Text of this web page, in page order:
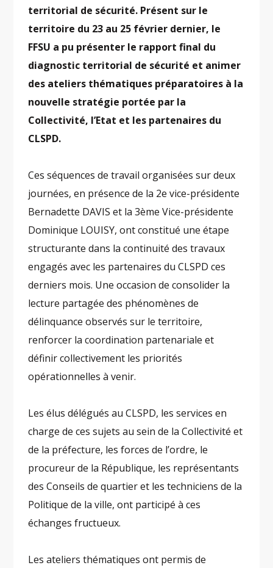
territorial de sécurité. Présent sur le
territoire du 23 au 25 février dernier, le
FFSU a pu présenter le rapport final du
diagnostic territorial de sécurité et animer
des ateliers thématiques préparatoires à la
nouvelle stratégie portée par la
Collectivité, l’Etat et les partenaires du
CLSPD.
Ces séquences de travail organisées sur deux
journées, en présence de la 2e vice-présidente
Bernadette DAVIS et la 3ème Vice-présidente
Dominique LOUISY, ont constitué une étape
structurante dans la continuité des travaux
engagés avec les partenaires du CLSPD ces
derniers mois. Une occasion de consolider la
lecture partagée des phénomènes de
délinquance observés sur le territoire,
renforcer la coordination partenariale et
définir collectivement les priorités
opérationnelles à venir.
Les élus délégués au CLSPD, les services en
charge de ces sujets au sein de la Collectivité et
de la préfecture, les forces de l’ordre, le
procureur de la République, les représentants
des Conseils de quartier et les techniciens de la
Politique de la ville, ont participé à ces
échanges fructueux.
Les ateliers thématiques ont permis de